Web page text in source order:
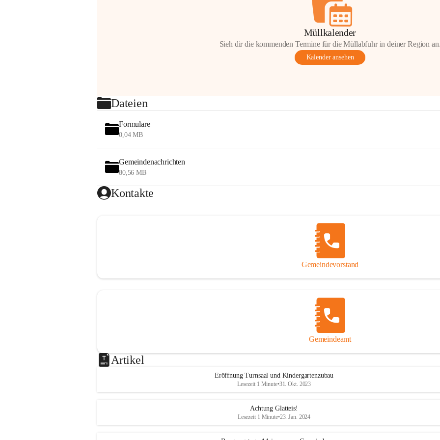
Müllkalender
Sieh dir die kommenden Termine für die Müllabfuhr in deiner Region
Kalender ansehen
Dateien
Formulare
0,04 MB
Gemeindenachrichten
80,56 MB
Kontakte
Gemeindevorstand
Gemeindeamt
Artikel
Eröffnung Turnsaal und Kindergartenzubau
Lesezeit 1 Minute•31. Okt. 2023
Achtung Glatteis!
Lesezeit 1 Minute•23. Jan. 2024